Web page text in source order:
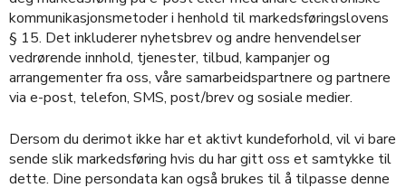
kommunikasjonsmetoder i henhold til markedsføringslovens
§ 15. Det inkluderer nyhetsbrev og andre henvendelser
vedrørende innhold, tjenester, tilbud, kampanjer og
arrangementer fra oss, våre samarbeidspartnere og partnere
via e-post, telefon, SMS, post/brev og sosiale medier.
Dersom du derimot ikke har et aktivt kundeforhold, vil vi bare
sende slik markedsføring hvis du har gitt oss et samtykke til
dette. Dine persondata kan også brukes til å tilpasse denne